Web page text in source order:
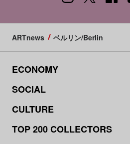
ARTnews ベルリン/Berlin
ECONOMY
SOCIAL
CULTURE
TOP 200 COLLECTORS